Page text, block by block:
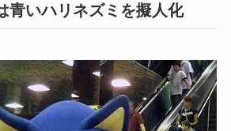
青いハリネズミを擬人化